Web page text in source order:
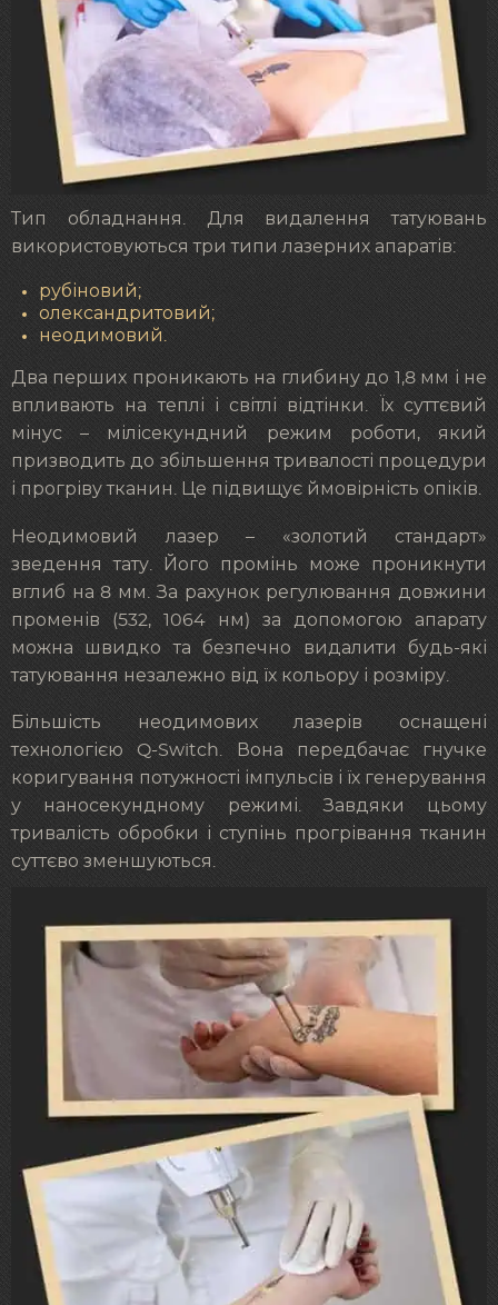
Тип обладнання. Для видалення татуювань
використовуються три типи лазерних апаратів:
рубіновий;
олександритовий;
неодимовий.
Два перших проникають на глибину до 1,8 мм і не
впливають на теплі і світлі відтінки. Їх суттєвий
мінус – мілісекундний режим роботи, який
призводить до збільшення тривалості процедури
і прогріву тканин. Це підвищує ймовірність опіків.
Неодимовий лазер – «золотий стандарт»
зведення тату. Його промінь може проникнути
вглиб на 8 мм. За рахунок регулювання довжини
променів (532, 1064 нм) за допомогою апарату
можна швидко та безпечно видалити будь-які
татуювання незалежно від їх кольору і розміру.
Більшість неодимових лазерів оснащені
технологією Q-Switch. Вона передбачає гнучке
коригування потужності імпульсів і їх генерування
у наносекундному режимі. Завдяки цьому
тривалість обробки і ступінь прогрівання тканин
суттєво зменшуються.